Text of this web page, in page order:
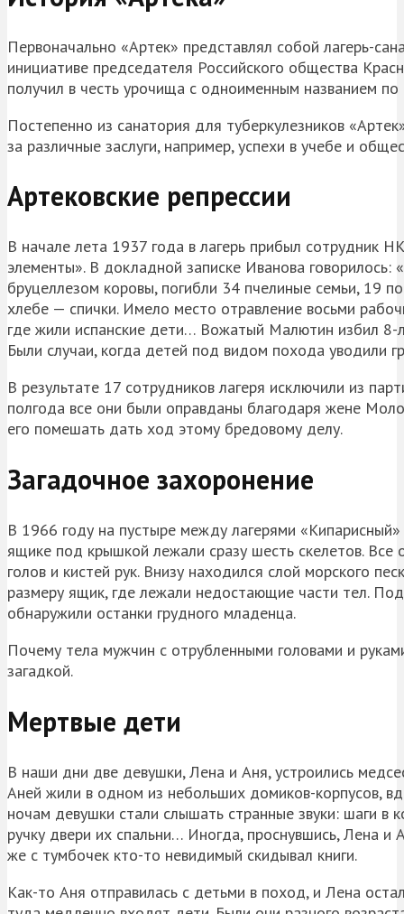
Первоначально «Артек» представлял собой лагерь-
инициативе председателя Российского общества
получил в честь урочища с одноименным названием
Постепенно из санатория для туберкулезников
за различные заслуги, например, успехи в учебе и
Артековские репрессии
В начале лета 1937 года в лагерь прибыл сотрудник
элементы». В докладной записке Иванова
бруцеллезом коровы, погибли 34 пчелиные семьи, 19
хлебе — спички. Имело место отравление восьми
где жили испанские дети… Вожатый Малютин избил 8-
Были случаи, когда детей под видом похода уводили
В результате 17 сотрудников лагеря исключили из
полгода все они были оправданы благодаря жене
его помешать дать ход этому бредовому делу.
Загадочное захоронение
В 1966 году на пустыре между лагерями
ящике под крышкой лежали сразу шесть скелетов.
голов и кистей рук. Внизу находился слой морского
размеру ящик, где лежали недостающие части тел.
обнаружили останки грудного младенца.
Почему тела мужчин с отрубленными головами и
загадкой.
Мертвые дети
В наши дни две девушки, Лена и Аня, устроились
Аней жили в одном из небольших домиков-корпусов,
ночам девушки стали слышать странные звуки: шаги в
ручку двери их спальни… Иногда, проснувшись, Лена
же с тумбочек кто-то невидимый скидывал книги.
Как-то Аня отправилась с детьми в поход, и Лена